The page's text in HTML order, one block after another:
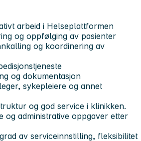
arbeid i Helseplattformen
og oppfølging av pasienter
og koordinering av
og dokumentasjon
sykepleiere og annet
og god service i klinikken.
og administrative oppgaver etter
av serviceinnstilling, fleksibilitet